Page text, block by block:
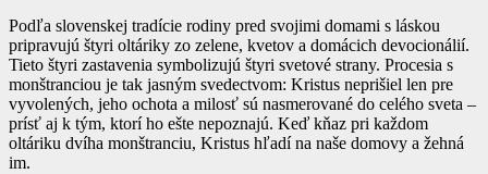
Podľa slovenskej tradície rodiny pred svojimi domami s láskou
pripravujú štyri oltáriky zo zelene, kvetov a domácich devocionálií.
Tieto štyri zastavenia symbolizujú štyri svetové strany. Procesia s
monštranciou je tak jasným svedectvom: Kristus neprišiel len pre
vyvolených, jeho ochota a milosť sú nasmerované do celého sveta –
prísť aj k tým, ktorí ho ešte nepoznajú. Keď kňaz pri každom
oltáriku dvíha monštranciu, Kristus hľadí na naše domovy a žehná
im.